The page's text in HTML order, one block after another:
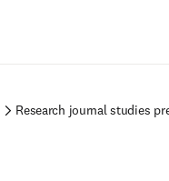
Research journal studies